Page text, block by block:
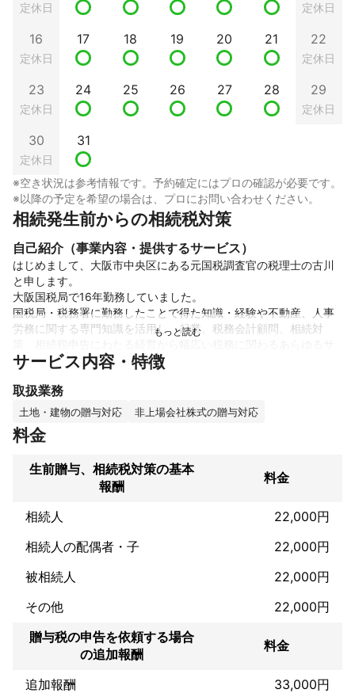
定休日 定休日
16
定休日
17 18 19 20 21 22
定休日
23
定休日
24 25 26 27 28 29
定休日
30
定休日
31
※空き状況は参考情報です。予約確定にはプロの確認が必要です。
※以降の予定を希望の場合は、プロにお問い合わせください。
相続発生前からの相続税対策
自己紹介（事業内容・提供するサービス）
はじめまして、大阪市中央区にある元国税調査官の税理士の古川
と申します。
大阪国税局で16年勤務していました。
国税局・税務署に勤務したことで得た知識・経験や不動産、人事
労務に関する専門知識を活用し、起業、税務会計顧問、相続対
ービスを提供いたします。
とくに相続税が発生することが見込まれる場合、事前の対策とし
て、①遺産の課税価格の圧縮、②税金の納付について検討をして
おく必要があります。世の中には、多額の遺産を相続したにも関
わらず、事前の対策を講じていなかったばかりに相続税の納付で
当事務所では、残された相続人の方が円滑に遺産を相続し、さら
ず、円満な相続から申告・納付までの事前プランニングをご提案
これまでの実績
大阪国税局で16年勤務していました。
税務署勤務時代は、税務調査事務及び税務相談事務にも従事した
経験を持っております。
国税局では、各税務署の運営に関する企画・立案業務に従事して
アピールポイント
サービス内容・特徴
取扱業務
土地・建物の贈与対応 非上場会社株式の贈与対応
料金
生前贈与、相続税対策の基本
報酬
料金
相続人
22,000円
相続人の配偶者・子
22,000円
被相続人
22,000円
その他
22,000円
贈与税の申告を依頼する場合
の追加報酬
料金
追加報酬 33,000円